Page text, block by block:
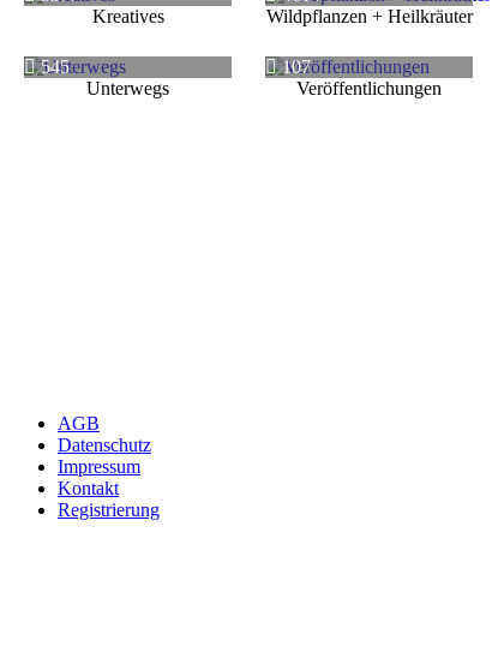
Kreatives
Wildpflanzen + Heilkräuter
545
Unterwegs
107
Veröffentlichungen
AGB
Datenschutz
Impressum
Kontakt
Registrierung